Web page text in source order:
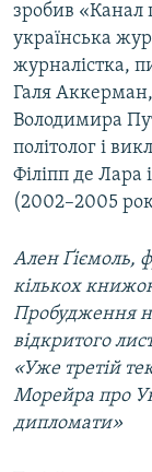
зробив «Канал
українська
журналістка,
Галя
Володимира
політолог і
Філіпп де Лара
(2002–2005
Ален Ґіємоль,
кількох
Пробудження
відкритого
«Уже третій
Морейра про
дипломати»